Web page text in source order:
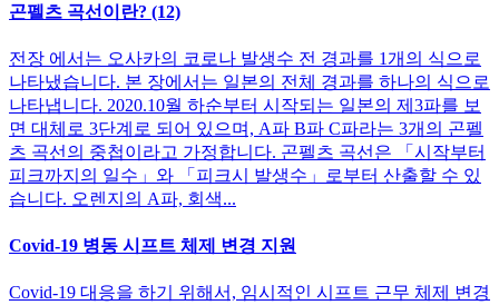
곤펠츠 곡선이란? (12)
전장 에서는 오사카의 코로나 발생수 전 경과를 1개의 식으로
나타냈습니다. 본 장에서는 일본의 전체 경과를 하나의 식으로
나타냅니다. 2020.10월 하순부터 시작되는 일본의 제3파를 보
면 대체로 3단계로 되어 있으며, A파 B파 C파라는 3개의 곤펠
츠 곡선의 중첩이라고 가정합니다. 곤펠츠 곡선은 「시작부터
피크까지의 일수」와 「피크시 발생수」로부터 산출할 수 있
습니다. 오렌지의 A파, 회색...
Covid-19 병동 시프트 체제 변경 지원
Covid-19 대응을 하기 위해서, 임시적인 시프트 근무 체제 변경